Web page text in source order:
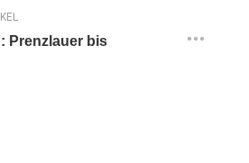
Prenzlauer bis